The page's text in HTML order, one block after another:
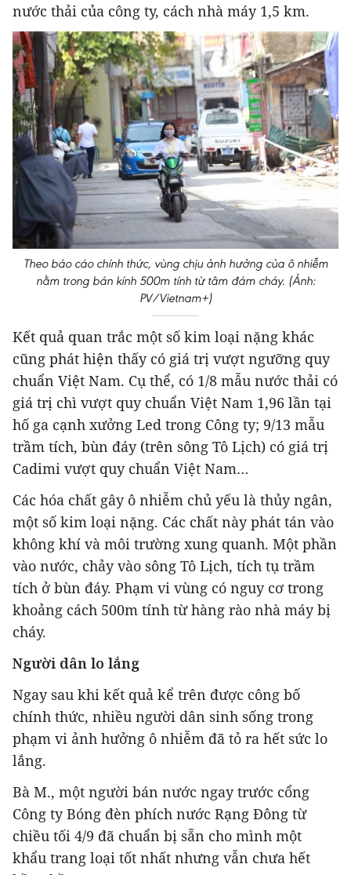
nước thải của công ty, cách nhà máy 1,5 km.
Theo báo cáo chính thức, vùng chịu ảnh hưởng của ô nhiễm
nằm trong bán kính 500m tính từ tâm đám cháy. (Ảnh:
PV/Vietnam+)
Kết quả quan trắc một số kim loại nặng khác
cũng phát hiện thấy có giá trị vượt ngưỡng quy
chuẩn Việt Nam. Cụ thể, có 1/8 mẫu nước thải có
giá trị chì vượt quy chuẩn Việt Nam 1,96 lần tại
hố ga cạnh xưởng Led trong Công ty; 9/13 mẫu
trầm tích, bùn đáy (trên sông Tô Lịch) có giá trị
Cadimi vượt quy chuẩn Việt Nam…
Các hóa chất gây ô nhiễm chủ yếu là thủy ngân,
một số kim loại nặng. Các chất này phát tán vào
không khí và môi trường xung quanh. Một phần
vào nước, chảy vào sông Tô Lịch, tích tụ trầm
tích ở bùn đáy. Phạm vi vùng có nguy cơ trong
khoảng cách 500m tính từ hàng rào nhà máy bị
cháy.
Người dân lo lắng
Ngay sau khi kết quả kể trên được công bố
chính thức, nhiều người dân sinh sống trong
phạm vi ảnh hưởng ô nhiễm đã tỏ ra hết sức lo
lắng.
Bà M., một người bán nước ngay trước cổng
Công ty Bóng đèn phích nước Rạng Đông từ
chiều tối 4/9 đã chuẩn bị sẵn cho mình một
khẩu trang loại tốt nhất nhưng vẫn chưa hết